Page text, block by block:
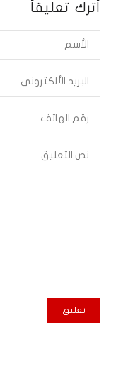
أترك تعليقاً